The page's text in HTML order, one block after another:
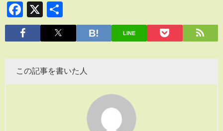
Facebook
X
有
LINE
この記事を書いた人